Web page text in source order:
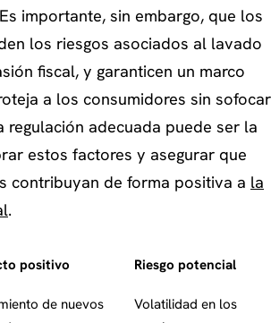
importante, sin embargo, que los
los riesgos asociados al lavado
fiscal, y garanticen un marco
a los consumidores sin sofocar
regulación adecuada puede ser la
estos factores y asegurar que
contribuyan de forma positiva a la
.
positivo Riesgo potencial
de nuevos
Volatilidad en los